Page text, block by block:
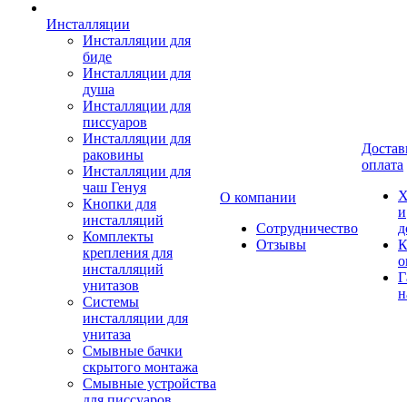
Инсталляции
Инсталляции для
биде
Инсталляции для
душа
Инсталляции для
писсуаров
Инсталляции для
раковины
Инсталляции для
чаш Генуя
Кнопки для
инсталляций
Комплекты
крепления для
инсталляций
унитазов
Системы
инсталляции для
унитаза
Смывные бачки
скрытого монтажа
Смывные устройства
О компании
Сотрудничество
Отзывы
оплата
и